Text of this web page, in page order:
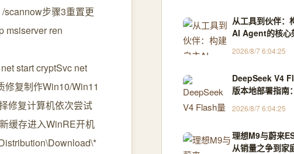
scannow步骤3重置更
msiserver ren
start cryptSvc net
修复制作Win10/Win11
修复计算机依次尝试
缓存进入WinRE开机
从工具到伙伴：
AI Agent的核心
2026/8/7 6:04:25
DeepSeek V4
版本地部署指南
2026/8/7 6:04:25
理想M9与蔚来
从销量之争到家